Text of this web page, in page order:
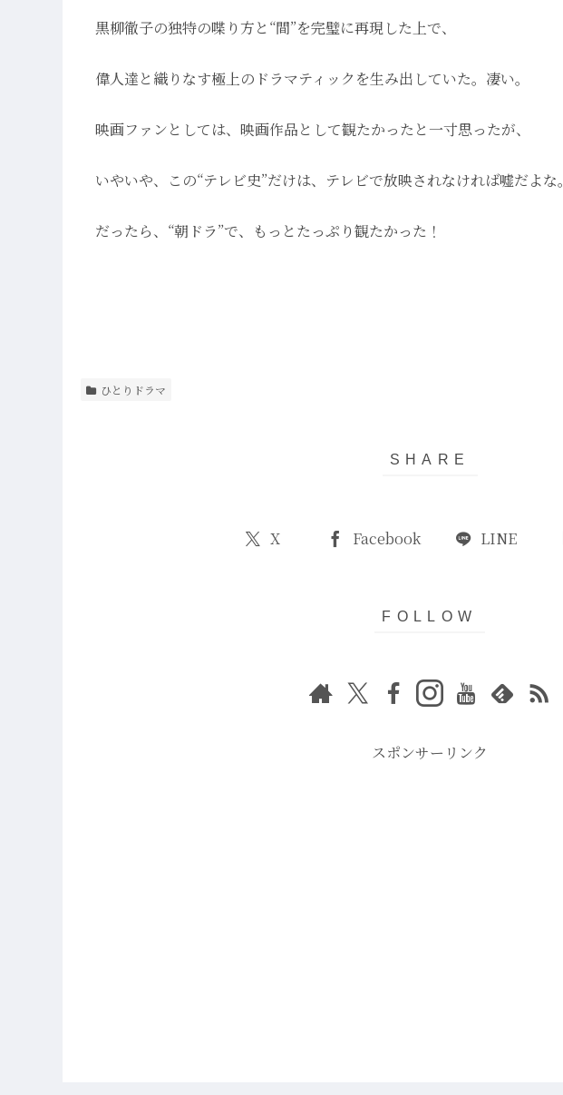
黒柳徹子の独特の喋り方と“間”を完璧に再現した上で、
偉人達と織りなす極上のドラマティックを生み出していた。凄い。
映画ファンとしては、映画作品として観たかったと一寸思ったが、
いやいや、この“テレビ史”だけは、テレビで放映されなければ嘘だよな。
だったら、“朝ドラ”で、もっとたっぷり観たかった！
ひとりドラマ
X Facebook LINE
スポンサーリンク